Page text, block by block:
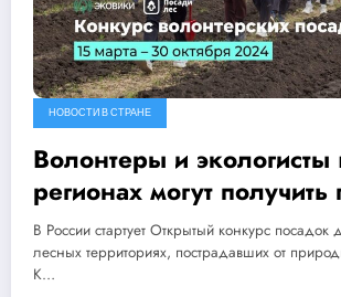
НОВОСТИ В СТРАНЕ
Волонтеры и экологисты
регионах могут
за помощь в
В России стартует Открытый конкурс посадок
лесных территориях, пострадавших от
К…